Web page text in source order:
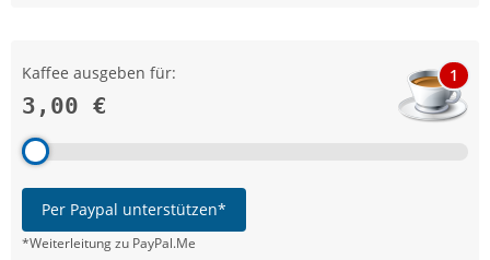
Kaffee ausgeben für:
3,00 €
1
Per Paypal unterstützen*
*Weiterleitung zu PayPal.Me